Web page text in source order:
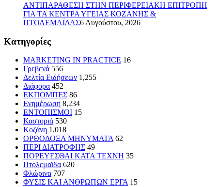
ΑΝΤΙΠΑΡΑΘΕΣΗ ΣΤΗΝ ΠΕΡΙΦΕΡΕΙΑΚΗ ΕΠΙΤΡΟΠΗ
ΓΙΑ ΤΑ ΚΕΝΤΡΑ ΥΓΕΙΑΣ ΚΟΖΑΝΗΣ &
ΠΤΟΛΕΜΑΪΔΑΣ6 Αυγούστου, 2026
Kατηγορίες
MARKETING IN PRACTICE 16
Γρεβενά 556
Δελτία Ειδήσεων 1,255
Διάφορα 452
ΕΚΠΟΜΠΕΣ 86
Ενημέρωση 8,234
ΕΝΤΟΠΙΣΜΟΙ 15
Καστοριά 530
Κοζάνη 1,018
ΟΡΘΟΔΟΞΑ ΜΗΝΥΜΑΤΑ 62
ΠΕΡΙ ΔΙΑΤΡΟΦΗΣ 49
ΠΟΡΕΥΕΣΘΑΙ ΚΑΤΑ ΤΕΧΝΗ 35
Πτολεμαϊδα 620
Φλώρινα 707
ΦΥΣΙΣ ΚΑΙ ΑΝΘΡΩΠΩΝ ΕΡΓΑ 15